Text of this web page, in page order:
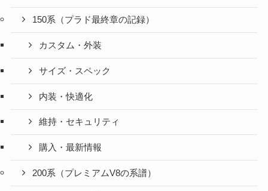
150系（プラド最終章の記録）
カスタム・外装
サイズ・スペック
内装・快適化
維持・セキュリティ
購入・最新情報
200系（プレミアムV8の系譜）